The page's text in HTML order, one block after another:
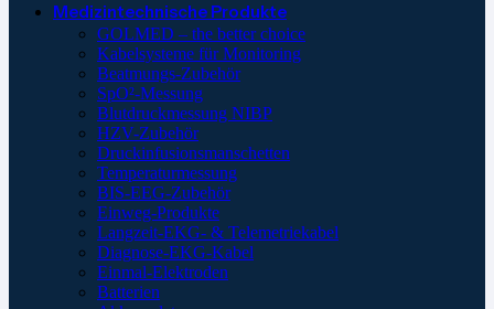
Medizintechnische Produkte
GOLMED – the better choice
Kabelsysteme für Monitoring
Beatmungs-Zubehör
SpO²-Messung
Blutdruckmessung NIBP
HZV-Zubehör
Druckinfusionsmanschetten
Temperaturmessung
BIS-EEG-Zubehör
Einweg-Produkte
Langzeit-EKG- & Telemetriekabel
Diagnose-EKG-Kabel
Einmal-Elektroden
Batterien